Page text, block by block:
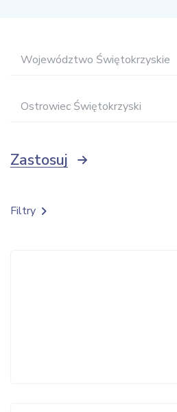
Województwo Świętokrzyskie
Ostrowiec Świętokrzyski
Zastosuj
Filtry